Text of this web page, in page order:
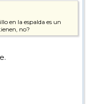
en la espalda es un
no?